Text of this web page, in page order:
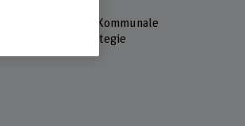
Alterspolitik, Kommunale
Altersstrategie